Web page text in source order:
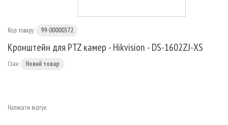
Код товару: 99-00000372
Кронштейн для PTZ камер - Hikvision - DS-1602ZJ-XS
Стан: Новий товар
Написати відгук